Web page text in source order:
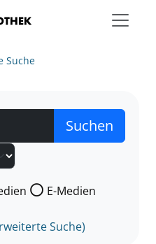
Suche
nach der Sie suchen wollen.
E-Medien
Suche)